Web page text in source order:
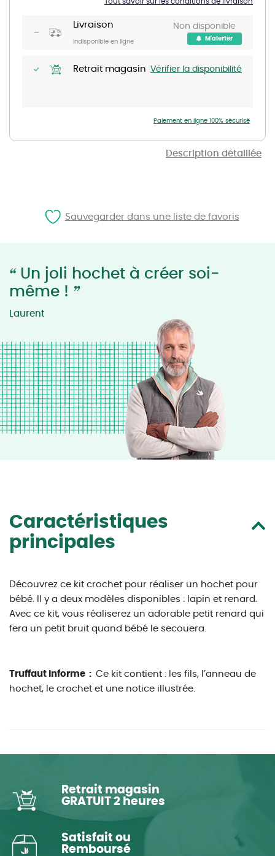
Description détaillée
Livraison
Indisponible en ligne
Non disponible
M'alerter
Retrait magasin Vérifier la disponibilité
Paiement en ligne 100% sécurisé
“ Un joli hochet à créer soi-
même ! ”
Laurent
Caractéristiques
principales
Découvrez ce kit crochet pour réaliser un hochet pour
bébé. Il y a deux modèles disponibles : lapin et renard.
Avec ce kit, vous réaliserez un adorable petit renard qui
fera un petit bruit quand bébé le secouera.
Truffaut informe : Ce kit contient : les fils, l’anneau de
hochet, le crochet et une notice illustrée.
Sauvegarder dans une liste de favoris
Retrait magasin
GRATUIT 2 heures
Satisfait ou
Remboursé